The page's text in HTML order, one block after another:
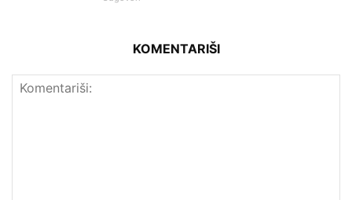
KOMENTARIŠI